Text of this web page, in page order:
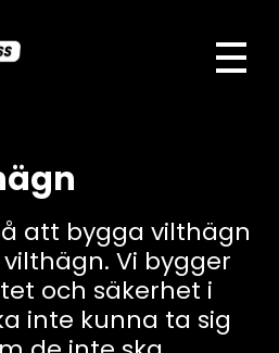
att bygga vilthägn
Vi bygger
och säkerhet i
inte kunna ta sig